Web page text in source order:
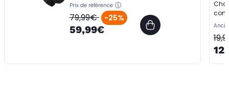
Prix de référence
79,99€ -25%
59,99€
Mini